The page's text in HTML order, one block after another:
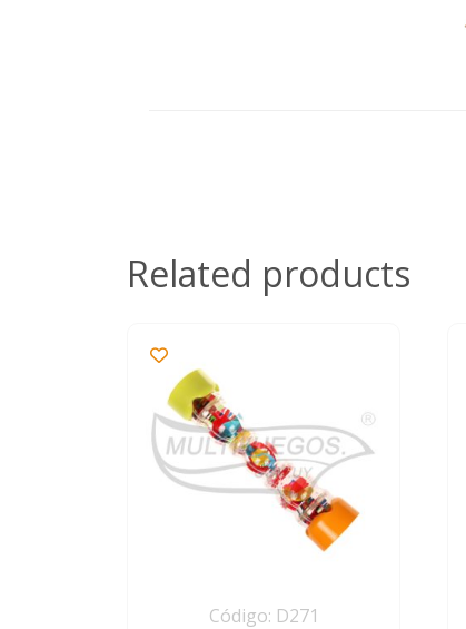
Related products
Código: D271